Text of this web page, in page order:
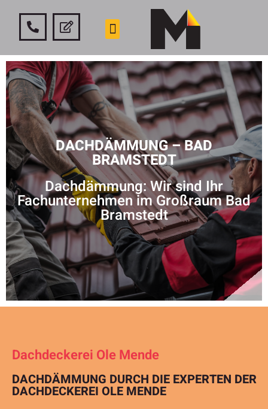
DACHDÄMMUNG – BAD
BRAMSTEDT
Dachdämmung: Wir sind Ihr
Fachunternehmen im Großraum Bad
Bramstedt
Dachdeckerei Ole Mende
DACHDÄMMUNG DURCH DIE EXPERTEN DER
DACHDECKEREI OLE MENDE